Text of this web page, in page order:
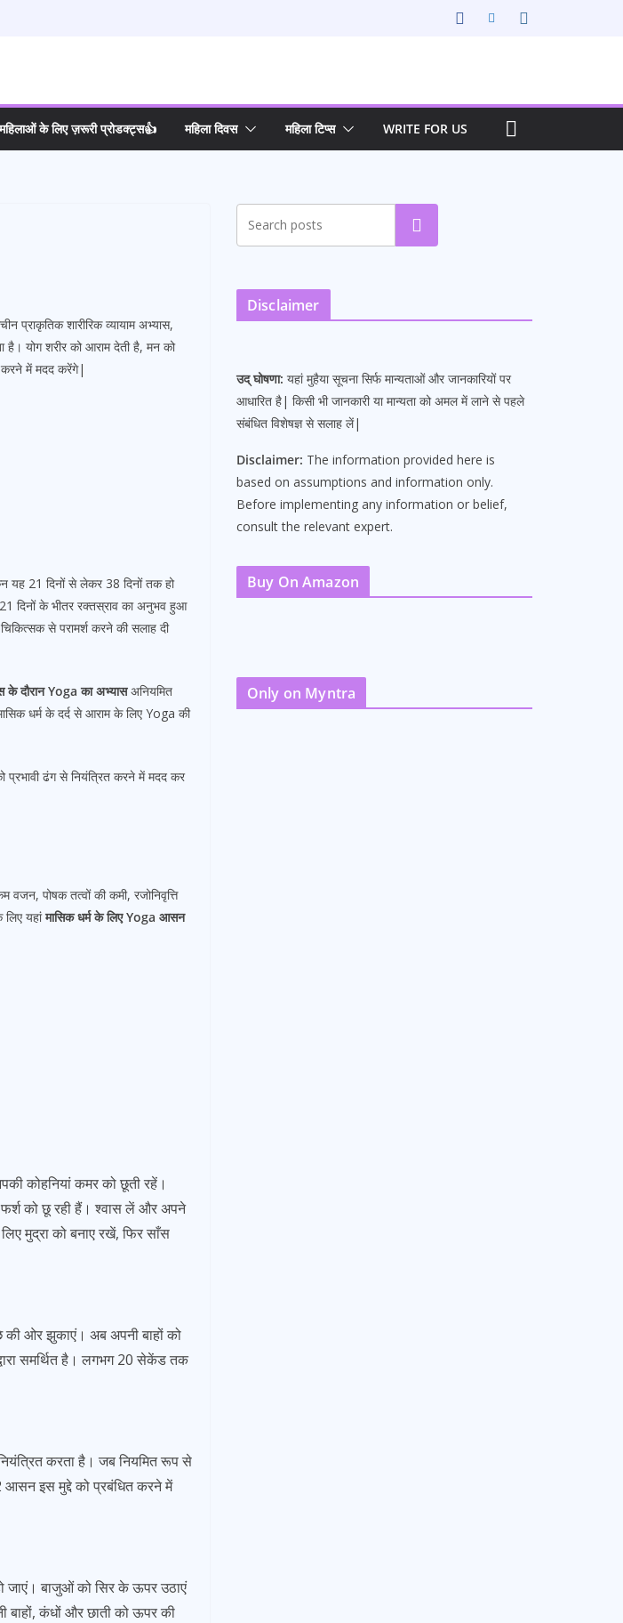
के लिए ज़रूरी प्रोडक्ट्स👍 महिला दिवस महिला टिप्स WRITE FOR US
प्राकृतिक शारीरिक व्यायाम अभ्यास,
है। योग शरीर को आराम देती है, मन को
करने में मदद करेंगे|
यह 21 दिनों से लेकर 38 दिनों तक हो
दिनों के भीतर रक्तस्राव का अनुभव हुआ
से परामर्श करने की सलाह दी
के दौरान Yoga का अभ्यासअनियमित
धर्म के दर्द से आराम के लिए Yoga की
प्रभावी ढंग से नियंत्रित करने में मदद कर
वजन, पोषक तत्वों की कमी, रजोनिवृत्ति
लिए यहांमासिक धर्म के लिए Yoga आसन
कोहनियां कमर को छूती रहें।
फर्श को छू रही हैं। श्वास लें और अपने
मुद्रा को बनाए रखें, फिर साँस
ओर झुकाएं। अब अपनी बाहों को
समर्थित है। लगभग 20 सेकेंड तक
करता है। जब नियमित रूप से
इस मुद्दे को प्रबंधित करने में
जाएं। बाजुओं को सिर के ऊपर उठाएं
कंधों और छाती को ऊपर की
Search
Disclaimer
उद् घोषणा: यहां मुहैया सूचना सिर्फ मान्यताओं और जानकारियों पर
आधारित है| किसी भी जानकारी या मान्यता को अमल में लाने से पहले
संबंधित विशेषज्ञ से सलाह लें|
Disclaimer: The information provided here is
based on assumptions and information only.
Before implementing any information or belief,
consult the relevant expert.
Buy On Amazon
Only on Myntra